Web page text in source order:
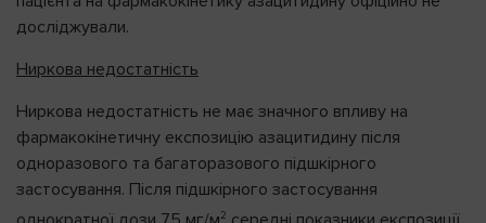
досліджували.
Ниркова недостатність
Ниркова недостатність не має значного впливу на
фармакокінетичну експозицію азацитидину після
одноразового та багаторазового підшкірного
застосування. Після підшкірного застосування
2